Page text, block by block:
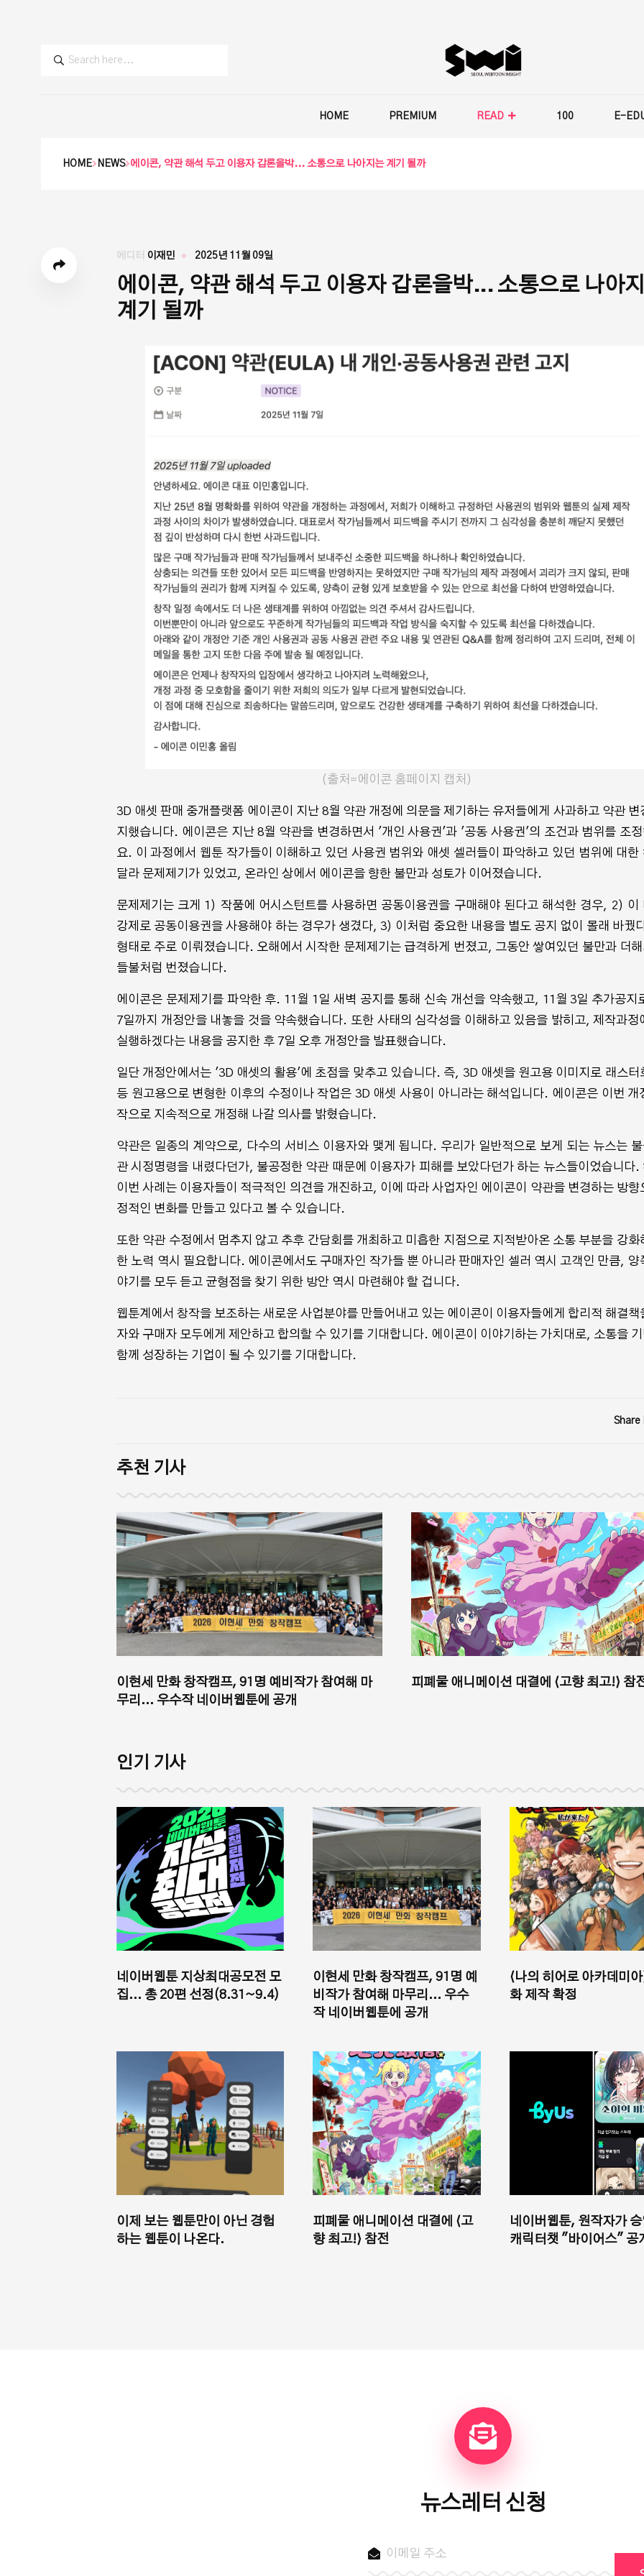
HOME PREMIUM READ 100 E-
HOME NEWS 에이콘, 약관 해석 두고 이용자 갑론을박... 소통으로 나아지는 계기 될까
에디터 이재민 2025년 11월 09일
에이콘, 약관 해석 두고 이용자 갑론을박... 소통으로 나아
계기 될까
(출처=에이콘 홈페이지 캡처)
3D 애셋 판매 중개플랫폼 에이콘이 지난 8월 약관 개정에 의문을 제기하는 유저들에게 사과하고 약관 변
지했습니다. 에이콘은 지난 8월 약관을 변경하면서 '개인 사용권'과 '공동 사용권'의 조건과 범위를 조
요. 이 과정에서 웹툰 작가들이 이해하고 있던 사용권 범위와 애셋 셀러들이 파악하고 있던 범위에 대한
달라 문제제기가 있었고, 온라인 상에서 에이콘을 향한 불만과 성토가 이어졌습니다.
문제제기는 크게 1) 작품에 어시스턴트를 사용하면 공동이용권을 구매해야 된다고 해석한 경우, 2) 이
강제로 공동이용권을 사용해야 하는 경우가 생겼다, 3) 이처럼 중요한 내용을 별도 공지 없이 몰래 바꿨
형태로 주로 이뤄졌습니다. 오해에서 시작한 문제제기는 급격하게 번졌고, 그동안 쌓여있던 불만과 더
들불처럼 번졌습니다.
에이콘은 문제제기를 파악한 후. 11월 1일 새벽 공지를 통해 신속 개선을 약속했고, 11월 3일 추가공지
7일까지 개정안을 내놓을 것을 약속했습니다. 또한 사태의 심각성을 이해하고 있음을 밝히고, 제작과정
실행하겠다는 내용을 공지한 후 7일 오후 개정안을 발표했습니다.
일단 개정안에서는 '3D 애셋의 활용'에 초점을 맞추고 있습니다. 즉, 3D 애셋을 원고용 이미지로 래스터
등 원고용으로 변형한 이후의 수정이나 작업은 3D 애셋 사용이 아니라는 해석입니다. 에이콘은 이번 개
작으로 지속적으로 개정해 나갈 의사를 밝혔습니다.
약관은 일종의 계약으로, 다수의 서비스 이용자와 맺게 됩니다. 우리가 일반적으로 보게 되는 뉴스는
관 시정명령을 내렸다던가, 불공정한 약관 때문에 이용자가 피해를 보았다던가 하는 뉴스들이었습니다.
이번 사례는 이용자들이 적극적인 의견을 개진하고, 이에 따라 사업자인 에이콘이 약관을 변경하는 방향
정적인 변화를 만들고 있다고 볼 수 있습니다.
또한 약관 수정에서 멈추지 않고 추후 간담회를 개최하고 미흡한 지점으로 지적받아온 소통 부분을 강화
한 노력 역시 필요합니다. 에이콘에서도 구매자인 작가들 뿐 아니라 판매자인 셀러 역시 고객인 만큼, 양
야기를 모두 듣고 균형점을 찾기 위한 방안 역시 마련해야 할 겁니다.
웹툰계에서 창작을 보조하는 새로운 사업분야를 만들어내고 있는 에이콘이 이용자들에게 합리적 해결책
자와 구매자 모두에게 제안하고 합의할 수 있기를 기대합니다. 에이콘이 이야기하는 가치대로, 소통을
함께 성장하는 기업이 될 수 있기를 기대합니다.
Share
추천 기사
이현세 만화 창작캠프, 91명 예비작가 참여해 마
무리... 우수작 네이버웹툰에 공개
피폐물 애니메이션 대결에 ⟨고향 최고!⟩ 참
인기 기사
네이버웹툰 지상최대공모전 모
집... 총 20편 선정(8.31~9.4)
이현세 만화 창작캠프, 91명 예
비작가 참여해 마무리... 우수
작 네이버웹툰에 공개
⟨나의 히어로 아카데미아
화 제작 확정
이제 보는 웹툰만이 아닌 경험
하는 웹툰이 나온다.
피폐물 애니메이션 대결에 ⟨고
향 최고!⟩ 참전
네이버웹툰, 원작자가
캐릭터챗 "바이어스" 공
리... 우수작 네이버웹툰에
뉴스레터 신청